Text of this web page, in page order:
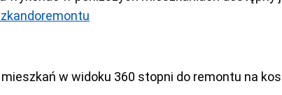
w widoku 360 stopni do remontu na